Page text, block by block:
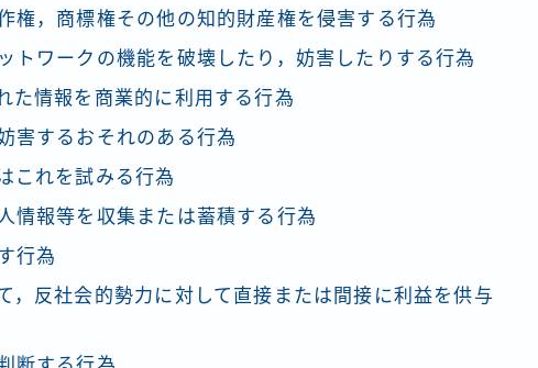
権，商標権その他の知的財産権を侵害する行為
トワークの機能を破壊したり，妨害したりする行為
た情報を商業的に利用する行為
害するおそれのある行為
これを試みる行為
情報等を収集または蓄積する行為
行為
，反社会的勢力に対して直接または間接に利益を供与